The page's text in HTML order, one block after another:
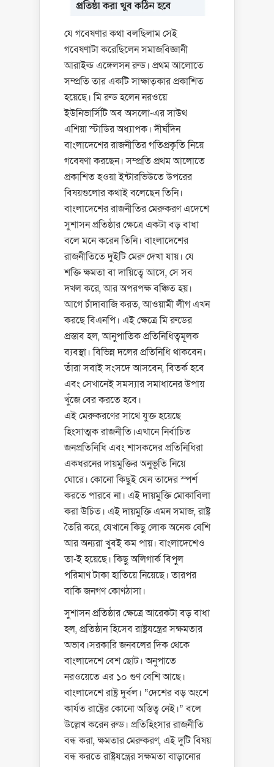
যে গবেষণার কথা বলছিলাম সেই
গবেষণাটা করেছিলেন সমাজবিজ্ঞানী
আরাইল্ড এঙ্গেলসন রুড। প্রথম আলোতে
সম্প্রতি তার একটি সাক্ষাত্‌কার প্রকাশিত
হয়েছে। মি রুড হলেন নরওয়ে
ইউনিভার্সিটি অব অসলো-এর সাউথ
এশিয়া স্টাডির অধ্যাপক। দীর্ঘদিন
বাংলাদেশের রাজনীতির গতিপ্রকৃতি নিয়ে
গবেষণা করছেন। সম্প্রতি প্রথম আলোতে
প্রকাশিত হওয়া ইন্টারভিউতে উপরের
বিষয়গুলোর কথাই বলেছেন তিনি।
বাংলাদেশের রাজনীতির মেরুকরণ এদেশে
সুশাসন প্রতিষ্ঠার ক্ষেত্রে একটা বড় বাধা
বলে মনে করেন তিনি। বাংলাদেশের
রাজনীতিতে দুইটি মেরু দেখা যায়। যে
শক্তি ক্ষমতা বা দায়িত্বে আসে, সে সব
দখল করে, আর অপরপক্ষ বঞ্চিত হয়।
আগে চাঁদাবাজি করত, আওয়ামী লীগ এখন
করছে বিএনপি। এই ক্ষেত্রে মি রুডের
প্রস্তাব হল, আনুপাতিক প্রতিনিধিত্বমূলক
ব্যবস্থা। বিভিন্ন দলের প্রতিনিধি থাকবেন।
তাঁরা সবাই সংসদে আসবেন, বিতর্ক হবে
এবং সেখানেই সমস্যার সমাধানের উপায়
খুঁজে বের করতে হবে।
এই মেরুকরণের সাথে যুক্ত হয়েছে
হিংসাত্মক রাজনীতি।এখানে নির্বাচিত
জনপ্রতিনিধি এবং শাসকদের প্রতিনিধিরা
একধরনের দায়মুক্তির অনুভূতি নিয়ে
ঘোরে। কোনো কিছুই যেন তাদের স্পর্শ
করতে পারবে না। এই দায়মুক্তি মোকাবিলা
করা উচিত। এই দায়মুক্তি এমন সমাজ, রাষ্ট্র
তৈরি করে, যেখানে কিছু লোক অনেক বেশি
আর অন্যরা খুবই কম পায়। বাংলাদেশেও
তা-ই হয়েছে। কিছু অলিগার্ক বিপুল
পরিমাণ টাকা হাতিয়ে নিয়েছে। তারপর
বাকি জনগণ কোণঠাসা।
সুশাসন প্রতিষ্ঠার ক্ষেত্রে আরেকটা বড় বাধা
হল, প্রতিষ্ঠান হিসেব রাষ্ট্রযন্ত্রের সক্ষমতার
অভাব।সরকারি জনবলের দিক থেকে
বাংলাদেশে বেশ ছোট। অনুপাতে
নরওয়েতে এর ১০ গুণ বেশি আছে।
বাংলাদেশে রাষ্ট্র দুর্বল। “দেশের বড় অংশে
কার্যত রাষ্ট্রের কোনো অস্তিত্ব নেই।” বলে
উল্লেখ করেন রুড। প্রতিহিংসার রাজনীতি
বন্ধ করা, ক্ষমতার মেরুকরণ, এই দুটি বিষয়
বন্ধ করতে রাষ্ট্রযন্ত্রের সক্ষমতা বাড়ানোর